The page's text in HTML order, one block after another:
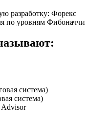
разработку: Форекс
по уровням Фибоначчи
система)
система)
Advisor